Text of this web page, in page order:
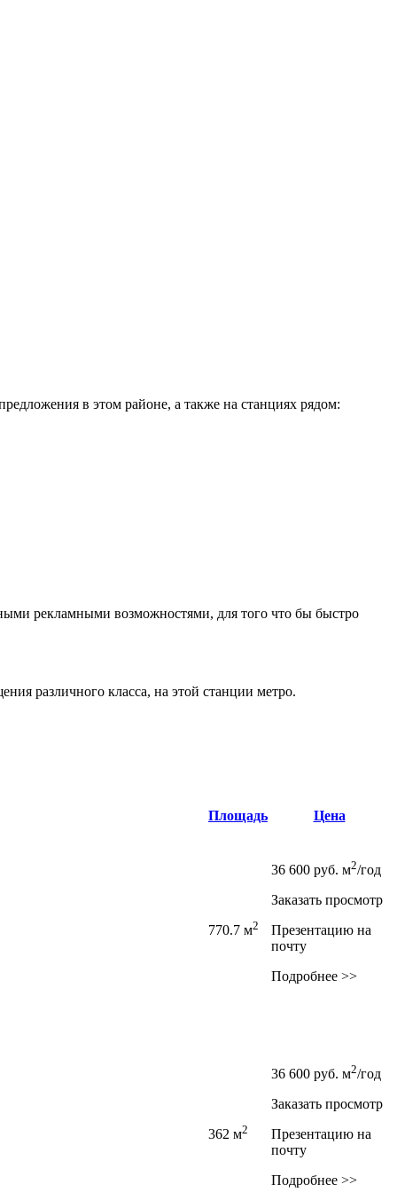
в этом районе, а также на станциях рядом:
рекламными возможностями, для того что бы быстро
различного класса, на этой станции метро.
Площадь Цена
770.7 м2
36 600 руб. м2/год
Заказать просмотр
Презентацию на
почту
Подробнее >>
362 м2
36 600 руб. м2/год
Заказать просмотр
Презентацию на
почту
Подробнее >>